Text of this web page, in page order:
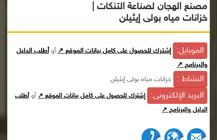
مصنع الهجان لصناعة التنكات |
خزانات مياه بولى إيثيلن
الموبايل: إشترك للحصول على كامل بيانات الموقع ↗ أوأطلب الدليل
والبرنامج ↗
النشاط : خزانات مياه بولى إيثيلن
البريد الإلكترونى: إشترك للحصول على كامل بيانات الموقع ↗ أوأطلب
الدليل والبرنامج ↗